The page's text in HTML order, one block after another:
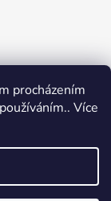
procházením
Více